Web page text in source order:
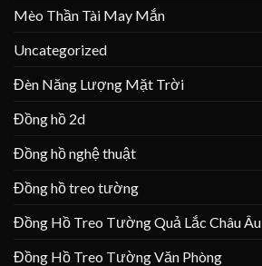
Mèo Thần Tài May Mắn
Uncategorized
Đèn Năng Lượng Mặt Trời
Đồng hồ 2d
Đồng hồ nghệ thuật
Đồng hồ treo tường
Đồng Hồ Treo Tường Quả Lắc Châu Âu
Đồng Hồ Treo Tường Văn Phòng